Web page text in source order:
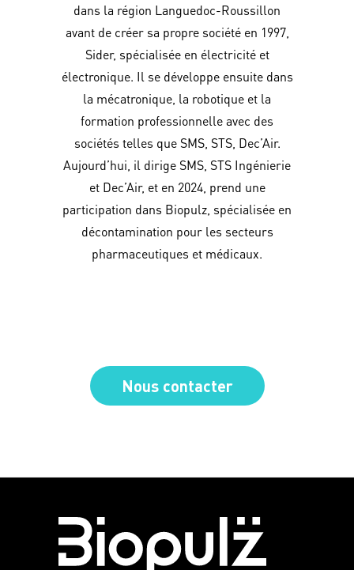
dans la région Languedoc-Roussillon
avant de créer sa propre société en 1997,
Sider, spécialisée en électricité et
électronique. Il se développe ensuite dans
la mécatronique, la robotique et la
formation professionnelle avec des
sociétés telles que SMS, STS, Dec’Air.
Aujourd’hui, il dirige SMS, STS Ingénierie
et Dec’Air, et en 2024, prend une
participation dans Biopulz, spécialisée en
décontamination pour les secteurs
pharmaceutiques et médicaux.
Nous contacter